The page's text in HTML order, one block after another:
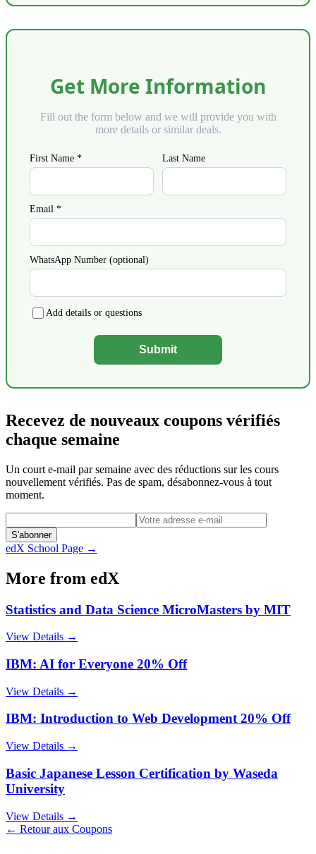
Get More Information
Fill out the form below and we will provide you with
more details or similar deals.
First Name * Last Name
Email *
WhatsApp Number (optional)
Add details or questions
Submit
Recevez de nouveaux coupons vérifiés
chaque semaine
Un court e-mail par semaine avec des réductions sur les cours
nouvellement vérifiés. Pas de spam, désabonnez-vous à tout
moment.
S'abonner
edX School Page →
More from edX
Statistics and Data Science MicroMasters by MIT
View Details →
IBM: AI for Everyone 20% Off
View Details →
IBM: Introduction to Web Development 20% Off
View Details →
Basic Japanese Lesson Certification by Waseda
University
View Details →
← Retour aux Coupons